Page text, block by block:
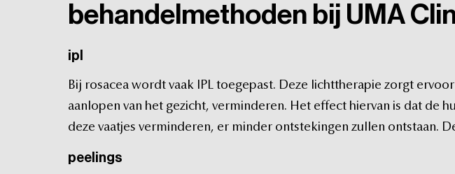
behandelmethoden bij UMA
ipl
Bij rosacea wordt vaak IPL toegepast. Deze lichttherapie zorgt ervoor
aanlopen van het gezicht, verminderen. Het effect hiervan is dat de
deze vaatjes verminderen, er minder ontstekingen zullen ontstaan.
peelings